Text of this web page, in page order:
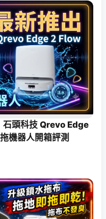
石頭科技 Qrevo Edge
機器人開箱評測